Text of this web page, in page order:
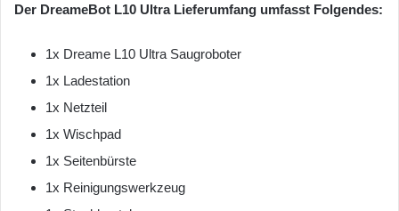
Der DreameBot L10 Ultra Lieferumfang umfasst Folgendes:
1x Dreame L10 Ultra Saugroboter
1x Ladestation
1x Netzteil
1x Wischpad
1x Seitenbürste
1x Reinigungswerkzeug